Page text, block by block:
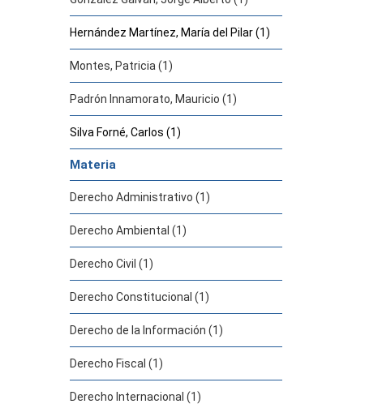
Hernández Martínez, María del Pilar (1)
Montes, Patricia (1)
Padrón Innamorato, Mauricio (1)
Silva Forné, Carlos (1)
Materia
Derecho Administrativo (1)
Derecho Ambiental (1)
Derecho Civil (1)
Derecho Constitucional (1)
Derecho de la Información (1)
Derecho Fiscal (1)
Derecho Internacional (1)